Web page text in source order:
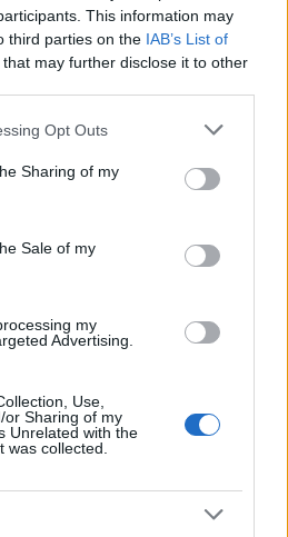
This information may
third parties on the IAB’s List of
that may further disclose it to other
app uses one or more Google
behaviour. You may click to
and its third-party tags to
purposes in below Google
Opt Outs
Sharing of my
Sale of my
my
Advertising.
Use,
or Sharing of my
Unrelated with the
was collected.
από την εκδήλωση
την παγωμένη